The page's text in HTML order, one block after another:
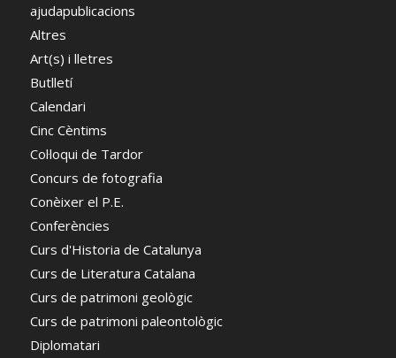
ajudapublicacions
Altres
Art(s) i lletres
Butlletí
Calendari
Cinc Cèntims
Col·loqui de Tardor
Concurs de fotografia
Conèixer el P.E.
Conferències
Curs d'Historia de Catalunya
Curs de Literatura Catalana
Curs de patrimoni geològic
Curs de patrimoni paleontològic
Diplomatari